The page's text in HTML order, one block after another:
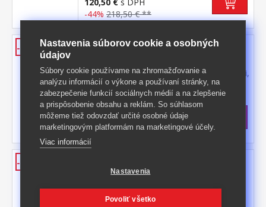
-44% 218,50 € **
-36% Komoda 2
prevedenie 3 zásuvky s kovovými pojazdmi,
hĺbka zásuvky 27,5 cm
Kód produktu: 2
Skladom: 10.8.2026
79 €s DPH
-36% 125 € **
-43%
materiál masív borovica, lakované
prevedenie 6 zásuviek s kovovými
pojazdmi, hĺbka zásuvky 27,5 cm
Kód produktu: 3A
Nastavenia súborov cookie a osobných
údajov
Súbory cookie používame na zhromažďovanie a
analýzu informácií o výkone a používaní stránky, na
zabezpečenie funkcií sociálnych médií a na zlepšenie
a prispôsobenie obsahu a reklám. So súhlasom
môžeme tiež odovzdať určité osobné údaje
marketingovým platformám na marketingové účely.
Viac informácií
Nastavenia
Povoliť všetko